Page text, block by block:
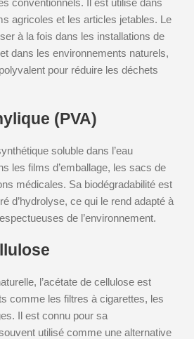
conventionnels. Il est utilisé dans
agricoles et les articles jetables. Le
à la fois dans les installations de
dans les environnements naturels,
pour réduire les déchets
(PVA)
soluble dans l’eau
les films d’emballage, les sacs de
médicales. Sa biodégradabilité est
d’hydrolyse, ce qui le rend adapté à
de l’environnement.
l’acétate de cellulose est
comme les filtres à cigarettes, les
Il est connu pour sa
utilisé comme une alternative